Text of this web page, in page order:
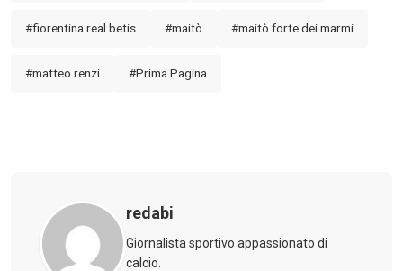
#fiorentina real betis #maitò #maitò forte dei marmi
#matteo renzi #Prima Pagina
redabi
Giornalista sportivo appassionato di
calcio.